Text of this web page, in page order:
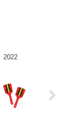
2022